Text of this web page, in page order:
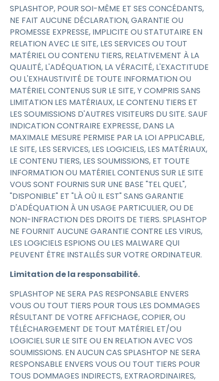
SPLASHTOP, POUR SOI-MÊME ET SES CONCÉDANTS,
NE FAIT AUCUNE DÉCLARATION, GARANTIE OU
PROMESSE EXPRESSE, IMPLICITE OU STATUTAIRE EN
RELATION AVEC LE SITE, LES SERVICES OU TOUT
MATÉRIEL OU CONTENU TIERS, RELATIVEMENT À LA
QUALITÉ, L'ADÉQUATION, LA VÉRACITÉ, L'EXACTITUDE
OU L'EXHAUSTIVITÉ DE TOUTE INFORMATION OU
MATÉRIEL CONTENUS SUR LE SITE, Y COMPRIS SANS
LIMITATION LES MATÉRIAUX, LE CONTENU TIERS ET
LES SOUMISSIONS D'AUTRES VISITEURS DU SITE. SAUF
INDICATION CONTRAIRE EXPRESSE, DANS LA
MAXIMALE MESURE PERMISE PAR LA LOI APPLICABLE,
LE SITE, LES SERVICES, LES LOGICIELS, LES MATÉRIAUX,
LE CONTENU TIERS, LES SOUMISSIONS, ET TOUTE
INFORMATION OU MATÉRIEL CONTENUS SUR LE SITE
VOUS SONT FOURNIS SUR UNE BASE "TEL QUEL",
"DISPONIBLE" ET "LÀ OÙ IL EST" SANS GARANTIE
D'ADÉQUATION À UN USAGE PARTICULIER, OU DE
NON-INFRACTION DES DROITS DE TIERS. SPLASHTOP
NE FOURNIT AUCUNE GARANTIE CONTRE LES VIRUS,
LES LOGICIELS ESPIONS OU LES MALWARE QUI
PEUVENT ÊTRE INSTALLÉS SUR VOTRE ORDINATEUR.
Limitation de la responsabilité.
SPLASHTOP NE SERA PAS RESPONSABLE ENVERS
VOUS OU TOUT TIERS POUR TOUS LES DOMMAGES
RÉSULTANT DE VOTRE AFFICHAGE, COPIER, OU
TÉLÉCHARGEMENT DE TOUT MATÉRIEL ET/OU
LOGICIEL SUR LE SITE OU EN RELATION AVEC VOS
SOUMISSIONS. EN AUCUN CAS SPLASHTOP NE SERA
RESPONSABLE ENVERS VOUS OU TOUT TIERS POUR
TOUS DOMMAGES INDIRECTS, EXTRAORDINAIRES,